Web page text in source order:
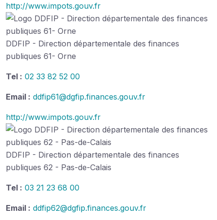
http://www.impots.gouv.fr
DDFIP - Direction départementale des finances
publiques 61- Orne
Tel : 02 33 82 52 00
Email : ddfip61@dgfip.finances.gouv.fr
http://www.impots.gouv.fr
DDFIP - Direction départementale des finances
publiques 62 - Pas-de-Calais
Tel : 03 21 23 68 00
Email : ddfip62@dgfip.finances.gouv.fr